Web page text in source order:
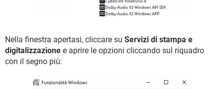
Nella finestra apertasi, cliccare su Servizi di stampa e
digitalizzazione e aprire le opzioni cliccando sul riquadro
con il segno più: